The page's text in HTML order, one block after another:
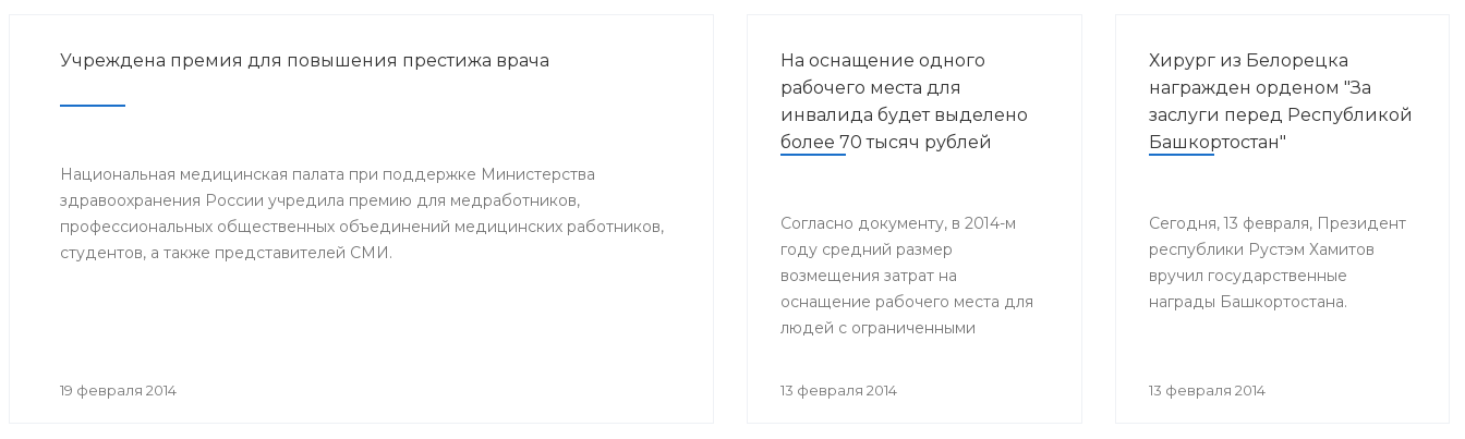
Учреждена премия для повышения престижа врача
Национальная медицинская палата при поддержке Министерства
здравоохранения России учредила премию для медработников,
профессиональных общественных объединений медицинских работников,
студентов, а также представителей СМИ.
19 февраля 2014
На оснащение одного
рабочего места для
инвалида будет выделено
более 70 тысяч рублей
Согласно документу, в 2014-м
году средний размер
возмещения затрат на
оснащение рабочего места для
людей с ограниченными
составит 70,9 тысяч рублей, а в
13 февраля 2014
Хирург из Белорецка
награжден орденом "За
заслуги перед Республикой
Башкортостан"
Сегодня, 13 февраля, Президент
республики Рустэм Хамитов
вручил государственные
награды Башкортостана.
13 февраля 2014